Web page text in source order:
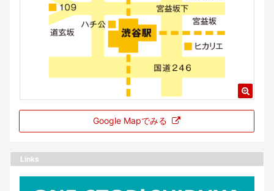
Google Mapでみる
Links